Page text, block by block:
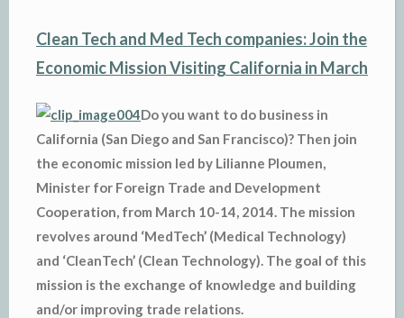
Clean Tech and Med Tech companies: Join the
Economic Mission Visiting California in March
Do you want to do business in
California (San Diego and San Francisco)? Then join
the economic mission led by Lilianne Ploumen,
Minister for Foreign Trade and Development
Cooperation, from March 10-14, 2014. The mission
revolves around ‘MedTech’ (Medical Technology)
and ‘CleanTech’ (Clean Technology). The goal of this
mission is the exchange of knowledge and building
and/or improving trade relations.